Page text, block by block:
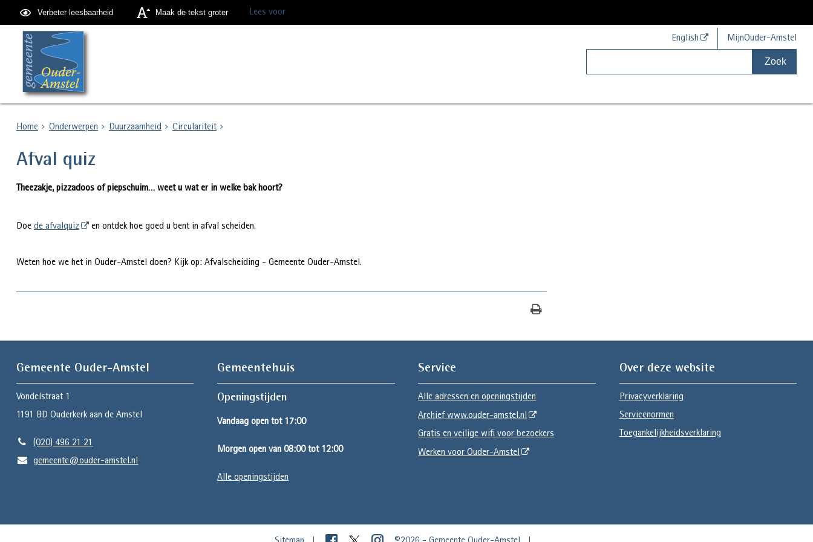
Verbeter leesbaarheid Maak de tekst groter Lees voor
English MijnOuder-Amstel
Zoek
Home Onderwerpen Duurzaamheid Circulariteit
Afval quiz
Theezakje, pizzadoos of piepschuim… weet u wat er in welke bak hoort?
Doe de afvalquiz en ontdek hoe goed u bent in afval scheiden.
Weten hoe we het in Ouder-Amstel doen? Kijk op: Afvalscheiding - Gemeente Ouder-Amstel.
Gemeente Ouder-Amstel
Vondelstraat 1
1191 BD Ouderkerk aan de Amstel
(020) 496 21 21
gemeente@ouder-amstel.nl
Gemeentehuis
Openingstijden
Vandaag open tot 17:00
Morgen open van 08:00 tot 12:00
Alle openingstijden
Service
Alle adressen en openingstijden
Archief www.ouder-amstel.nl
Gratis en veilige wifi voor bezoekers
Werken voor Ouder-Amstel
Over deze website
Privacyverklaring
Servicenormen
Toegankelijkheidsverklaring